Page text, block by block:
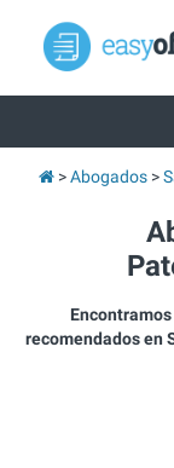
Abogados
recomendados en